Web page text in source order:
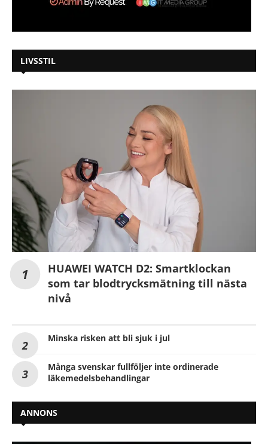
LIVSSTIL
HUAWEI WATCH D2: Smartklockan
som tar blodtrycksmätning till nästa
nivå
Minska risken att bli sjuk i jul
Många svenskar fullföljer inte ordinerade
läkemedelsbehandlingar
ANNONS